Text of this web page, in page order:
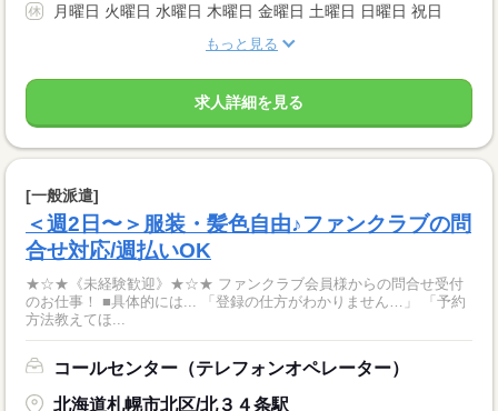
月曜日 火曜日 水曜日 木曜日 金曜日 土曜日 日曜日 祝日
もっと見る
求人詳細を見る
[一般派遣]
＜週2日〜＞服装・髪色自由♪ファンクラブの問
合せ対応/週払いOK
★☆★《未経験歓迎》★☆★ ファンクラブ会員様からの問合せ受付
のお仕事！ ■具体的には... 「登録の仕方がわかりません…」 「予約
方法教えてほ...
コールセンター（テレフォンオペレーター）
北海道札幌市北区/北３４条駅